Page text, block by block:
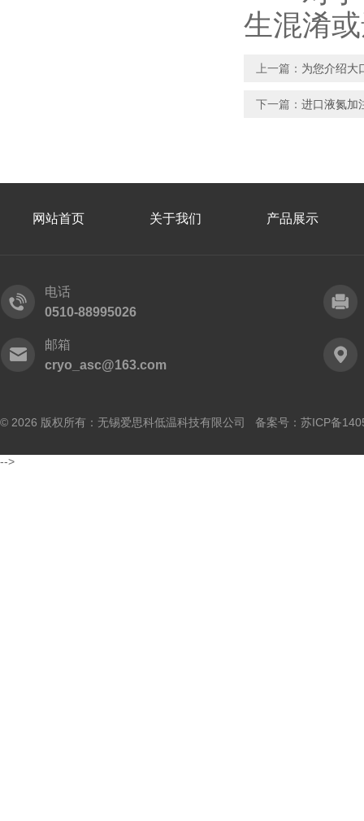
生混淆
上一篇： 为您介绍大
下一篇： 进口液氮
网站首页 关于我们 产品展示
电话
0510-88995026
邮箱
cryo_asc@163.com
© 2026 版权所有：无锡爱思科低温科技有限公司 备案号： 苏ICP备
-->